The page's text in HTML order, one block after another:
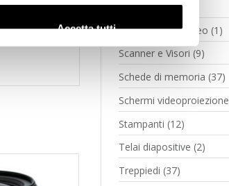
Accetta tutti
Proiettori dia (3)
Riversamento video (1)
Scanner e Visori (9)
Schede di memoria (37)
Schermi videoproiezione
Stampanti (12)
Telai diapositive (2)
Treppiedi (37)